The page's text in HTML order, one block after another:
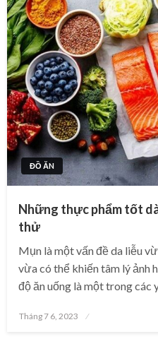
ĐỒ ĂN
Những thực phẩm tốt
thử
Mụn là một vấn đề da liễu
vừa có thể khiến tâm lý ảnh
độ ăn uống là một trong các
Posted
Tháng 7 6, 2023